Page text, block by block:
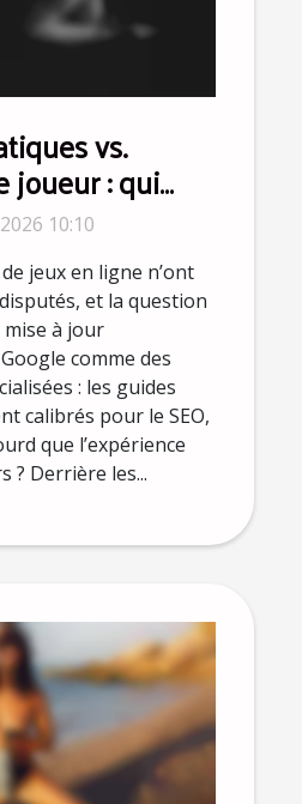
vs.
joueur : qui
les
?
10:10
jeux en ligne n’ont
et la question
à jour
comme des
: les guides
calibrés pour le SEO,
que l’expérience
? Derrière les...